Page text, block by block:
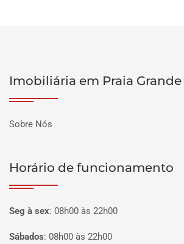
Imobiliária em Praia Grande
Sobre Nós
Horário de funcionamento
Seg à sex: 08h00 às 22h00
Sábados: 08h00 às 22h00